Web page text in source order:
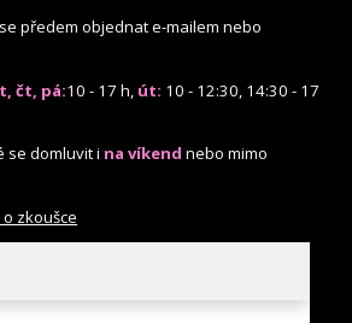
předem objednat e-mailem nebo
čt, pá:10 - 17 h, út: 10 - 12:30, 14:30 - 17
se domluvit i na víkend nebo mimo
zkoušce